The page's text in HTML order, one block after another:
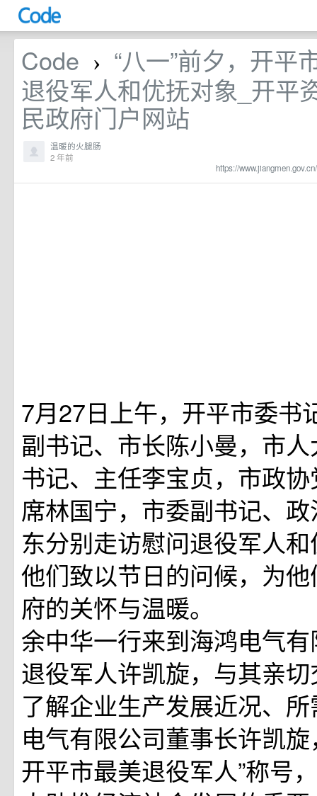
Code › “八一”前夕，开平
退役军人和优抚对象_开平
民政府门户网站
https://
温暖的火腿肠
2 年前
7月27日上午，开平市委书
副书记、市长陈小曼，市
书记、主任李宝贞，市政
席林国宁，市委副书记、
东分别走访慰问退役军人
他们致以节日的问候，为
府的关怀与温暖。
余中华一行来到海鸿电气
退役军人许凯旋，与其亲
了解企业生产发展近况、
电气有限公司董事长许凯
开平市最美退役军人”称号